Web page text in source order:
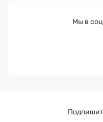
Мы в